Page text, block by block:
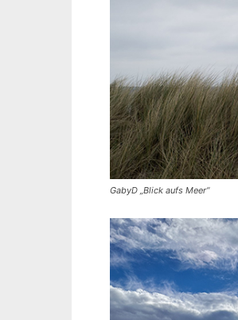
GabyD „Blick aufs Meer“